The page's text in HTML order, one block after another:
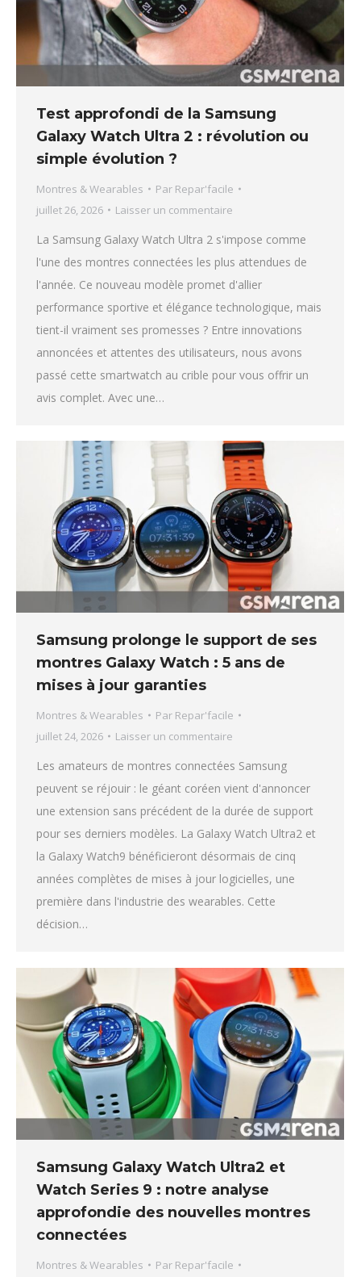
Test approfondi de la Samsung
Galaxy Watch Ultra 2 : révolution ou
simple évolution ?
Montres & Wearables Par Repar'facile
juillet 26, 2026
Laisser un commentaire
La Samsung Galaxy Watch Ultra 2 s'impose comme
l'une des montres connectées les plus attendues de
l'année. Ce nouveau modèle promet d'allier
performance sportive et élégance technologique, mais
tient-il vraiment ses promesses ? Entre innovations
annoncées et attentes des utilisateurs, nous avons
passé cette smartwatch au crible pour vous offrir un
avis complet. Avec une…
Samsung prolonge le support de ses
montres Galaxy Watch : 5 ans de
mises à jour garanties
Montres & Wearables Par Repar'facile
juillet 24, 2026
Laisser un commentaire
Les amateurs de montres connectées Samsung
peuvent se réjouir : le géant coréen vient d'annoncer
une extension sans précédent de la durée de support
pour ses derniers modèles. La Galaxy Watch Ultra2 et
la Galaxy Watch9 bénéficieront désormais de cinq
années complètes de mises à jour logicielles, une
première dans l'industrie des wearables. Cette
décision…
Samsung Galaxy Watch Ultra2 et
Watch Series 9 : notre analyse
approfondie des nouvelles montres
connectées
Montres & Wearables Par Repar'facile